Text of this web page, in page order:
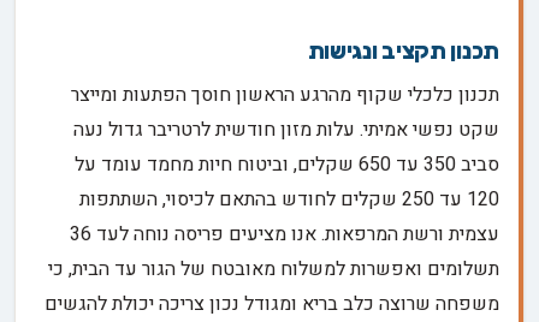
תכנון תקציב ונגישות
תכנון כלכלי שקוף מהרגע הראשון חוסך הפתעות ומייצר
שקט נפשי אמיתי. עלות מזון חודשית לרטריבר גדול נעה
סביב 350 עד 650 שקלים, וביטוח חיות מחמד עומד על
120 עד 250 שקלים לחודש בהתאם לכיסוי, השתתפות
עצמית ורשת המרפאות. אנו מציעים פריסה נוחה לעד 36
תשלומים ואפשרות למשלוח מאובטח של הגור עד הבית, כי
משפחה שרוצה כלב בריא ומגודל נכון צריכה יכולת להגשים